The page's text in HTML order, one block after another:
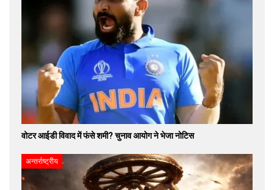
वोटर आईडी विवाद में फंसे शमी? चुनाव आयोग ने भेजा नोटिस
अन्तर्राष्ट्रीय